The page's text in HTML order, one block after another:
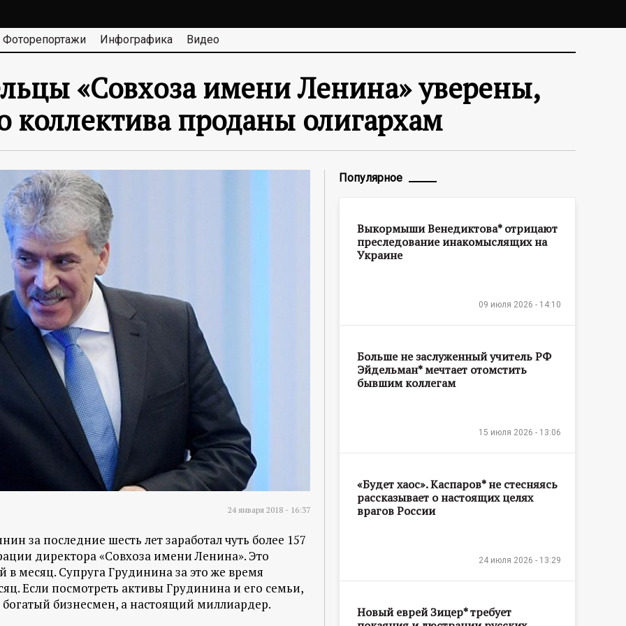
Фоторепортажи Инфографика Видео
«Совхоза имени Ленина» уверены,
коллектива проданы олигархам
24 января 2018 - 16:37
за последние шесть лет заработал чуть более 157
директора «Совхоза имени Ленина». Это
месяц. Супруга Грудинина за это же время
Если посмотреть активы Грудинина и его семьи,
бизнесмен, а настоящий миллиардер.
Популярное
Выкормыши Венедиктова* отрицают
преследование инакомыслящих на
Украине
09 июля 2026 - 14:10
Больше не заслуженный учитель РФ
Эйдельман* мечтает отомстить
бывшим коллегам
15 июля 2026 - 13:06
«Будет хаос». Каспаров* не стесняясь
рассказывает о настоящих целях
врагов России
24 июля 2026 - 13:29
Новый еврей Зицер* требует